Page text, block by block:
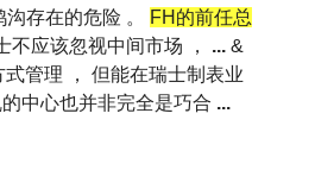
存在的危险 。
FH的前任总
不应该忽视中间市场 ， ... &
管理 ， 但能在瑞士制表业
中心也并非完全是巧合 ...